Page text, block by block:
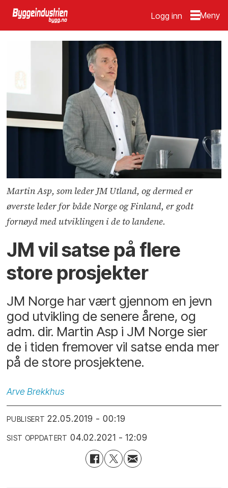
Logg inn
Martin Asp, som leder JM Utland, og dermed er
øverste leder for både Norge og Finland, er godt
fornøyd med utviklingen i de to landene.
JM vil satse på flere
store prosjekter
JM Norge har vært gjennom en jevn
god utvikling de senere årene, og
adm. dir. Martin Asp i JM Norge sier
de i tiden fremover vil satse enda mer
på de store prosjektene.
Arve Brekkhus
PUBLISERT 22.05.2019 - 00:19
SIST OPPDATERT 04.02.2021 - 12:09